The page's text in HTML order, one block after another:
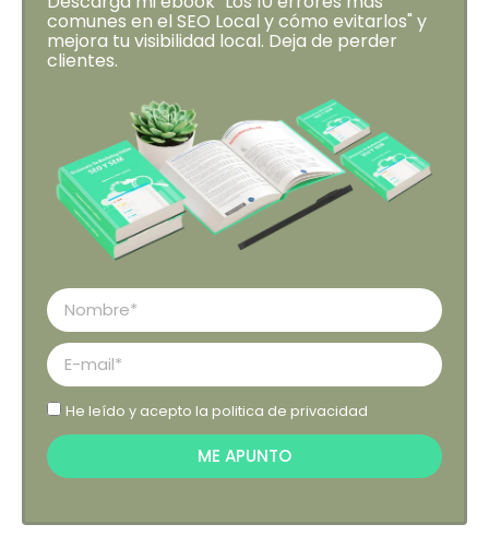
comunes en el SEO Local y cómo evitarlos" y
mejora tu visibilidad local. Deja de perder
clientes.
He leído y acepto la politica de privacidad
ME APUNTO